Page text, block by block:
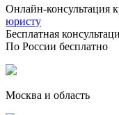
Онлайн-консультация
юристу
Бесплатная
По России бесплатно
Москва и область